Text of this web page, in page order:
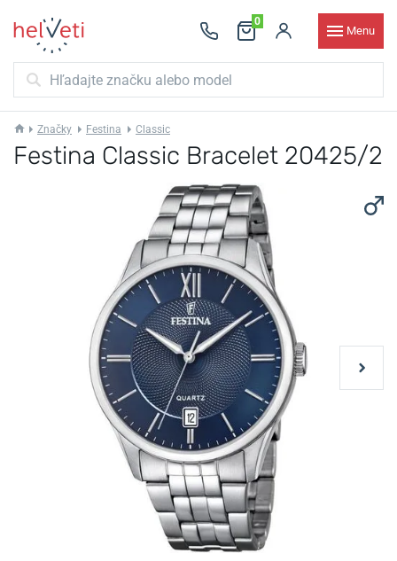
0
Menu
Značky Festina Classic
Festina Classic Bracelet 20425/2